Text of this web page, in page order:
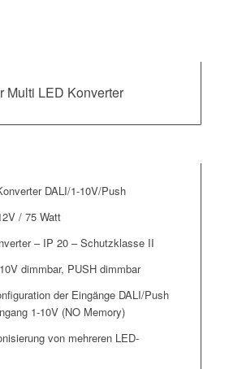
Multi LED Konverter
DALI/1-10V/Push
/ 75 Watt
– IP 20 – Schutzklasse II
dimmbar, PUSH dimmbar
der Eingänge DALI/Push
1-10V (NO Memory)
von mehreren LED-